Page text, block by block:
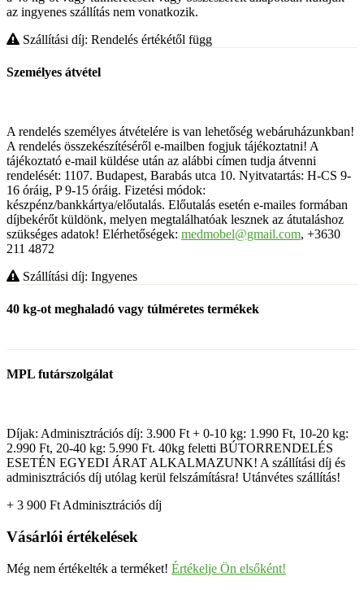
az ingyenes szállítás nem vonatkozik.
Szállítási díj: Rendelés értékétől függ
Személyes átvétel
A rendelés személyes átvételére is van lehetőség webáruházunkban!
A rendelés összekészítéséről e-mailben fogjuk tájékoztatni! A
tájékoztató e-mail küldése után az alábbi címen tudja átvenni
rendelését: 1107. Budapest, Barabás utca 10. Nyitvatartás: H-CS 9-
16 óráig, P 9-15 óráig. Fizetési módok:
készpénz/bankkártya/előutalás. Előutalás esetén e-mailes formában
díjbekérőt küldönk, melyen megtalálhatóak lesznek az átutaláshoz
szükséges adatok! Elérhetőségek: medmobel@gmail.com, +3630
211 4872
Szállítási díj: Ingyenes
40 kg-ot meghaladó vagy túlméretes termékek
MPL futárszolgálat
Díjak: Adminisztrációs díj: 3.900 Ft + 0-10 kg: 1.990 Ft, 10-20 kg:
2.990 Ft, 20-40 kg: 5.990 Ft. 40kg feletti BÚTORRENDELÉS
ESETÉN EGYEDI ÁRAT ALKALMAZUNK! A szállítási díj és
adminisztrációs díj utólag kerül felszámításra! Utánvétes szállítás!
+ 3 900 Ft Adminisztrációs díj
Vásárlói értékelések
Még nem értékelték a terméket! Értékelje Ön elsőként!